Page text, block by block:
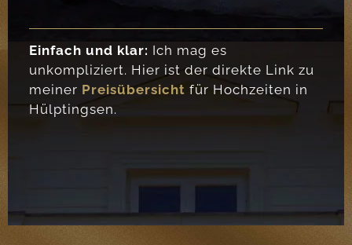
Einfach und klar: Ich mag es
unkompliziert. Hier ist der direkte Link zu
meiner Preisübersicht für Hochzeiten in
Hülptingsen.